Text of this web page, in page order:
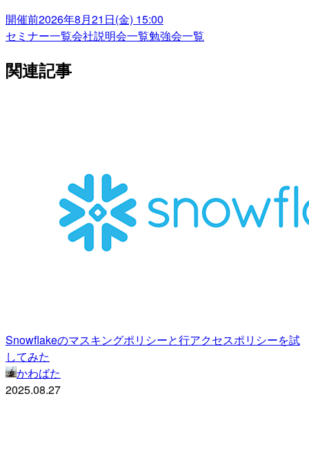
開催前2026年8月21日(金) 15:00
セミナー一覧会社説明会一覧勉強会一覧
関連記事
Snowflakeのマスキングポリシーと行アクセスポリシーを試
してみた
かわばた
2025.08.27